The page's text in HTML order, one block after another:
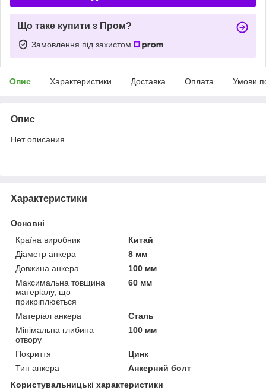
Що таке купити з Пром?
Замовлення під захистом
Опис Характеристики Доставка Оплата Умови
Опис
Нет описания
Характеристики
Основні
Країна виробник
Китай
Діаметр анкера
8 мм
Довжина анкера
100 мм
Максимальна товщина
матеріалу, що
прикріплюється
60 мм
Матеріал анкера
Сталь
Мінімальна глибина
отвору
100 мм
Покриття
Цинк
Тип анкера
Анкерний болт
Користувальницькі характеристики